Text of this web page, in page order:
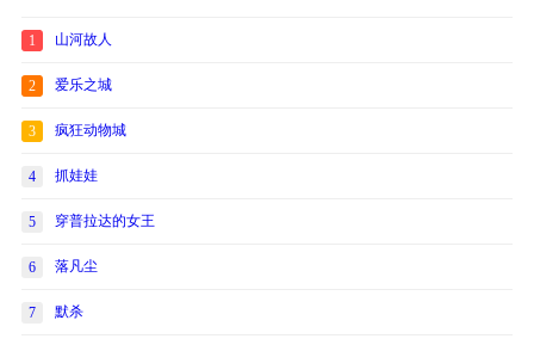
1 山河故人
2 爱乐之城
3 疯狂动物城
4 抓娃娃
5 穿普拉达的女王
6 落凡尘
7 默杀